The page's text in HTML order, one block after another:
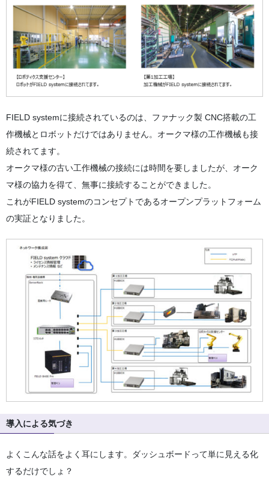
FIELD systemに接続されているのは、ファナック製 CNC搭載の工
作機械とロボットだけではありません。オークマ様の工作機械も接
続されてます。
オークマ様の古い工作機械の接続には時間を要しましたが、オーク
マ様の協力を得て、無事に接続することができました。
これがFIELD systemのコンセプトであるオープンプラットフォーム
の実証となりました。
導入による気づき
よくこんな話をよく耳にします。ダッシュボードって単に見える化
するだけでしょ？